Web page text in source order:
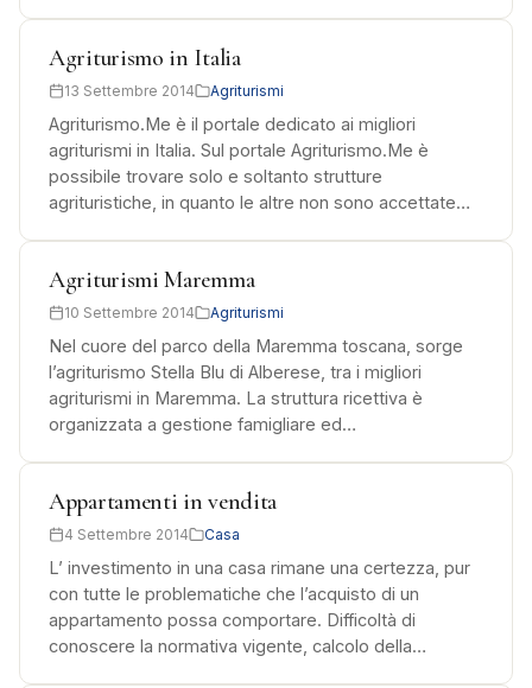
Agriturismo in Italia
13 Settembre 2014 Agriturismi
Agriturismo.Me è il portale dedicato ai migliori
agriturismi in Italia. Sul portale Agriturismo.Me è
possibile trovare solo e soltanto strutture
agrituristiche, in quanto le altre non sono accettate…
Agriturismi Maremma
10 Settembre 2014 Agriturismi
Nel cuore del parco della Maremma toscana, sorge
l’agriturismo Stella Blu di Alberese, tra i migliori
agriturismi in Maremma. La struttura ricettiva è
organizzata a gestione famigliare ed…
Appartamenti in vendita
4 Settembre 2014 Casa
L’ investimento in una casa rimane una certezza, pur
con tutte le problematiche che l’acquisto di un
appartamento possa comportare. Difficoltà di
conoscere la normativa vigente, calcolo della…